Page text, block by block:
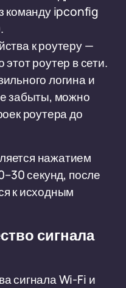
команду ipconfig
к роутеру —
роутер в сети.
логина и
забыты, можно
роутера до
нажатием
секунд, после
к исходным
сигнала
сигнала Wi-Fi и